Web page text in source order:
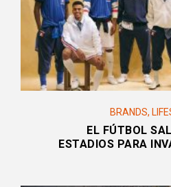
BRANDS,
EL FÚTBOL
ESTADIOS PARA